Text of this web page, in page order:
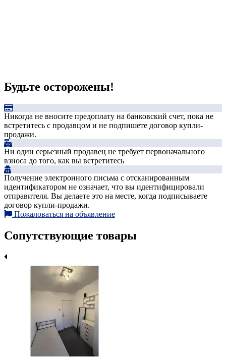
Будьте осторожены!
Никогда не вносите предоплату на банковский счет, пока не
встретитесь с продавцом и не подпишете договор купли-
продажи.
Ни один серьезный продавец не требует первоначального
взноса до того, как вы встретитесь
Получение электронного письма с отсканированным
идентификатором не означает, что вы идентифицировали
отправителя. Вы делаете это на месте, когда подписываете
договор купли-продажи.
Пожаловаться на объявление
Сопутствующие товары